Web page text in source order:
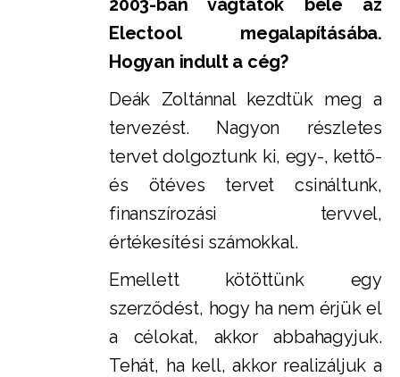
2003-ban vágtatok bele az
Electool megalapításába.
Hogyan indult a cég?
Deák Zoltánnal kezdtük meg a
tervezést. Nagyon részletes
tervet dolgoztunk ki, egy-, kettő-
és ötéves tervet csináltunk,
finanszírozási tervvel,
értékesítési számokkal.
Emellett kötöttünk egy
szerződést, hogy ha nem érjük el
a célokat, akkor abbahagyjuk.
Tehát, ha kell, akkor realizáljuk a